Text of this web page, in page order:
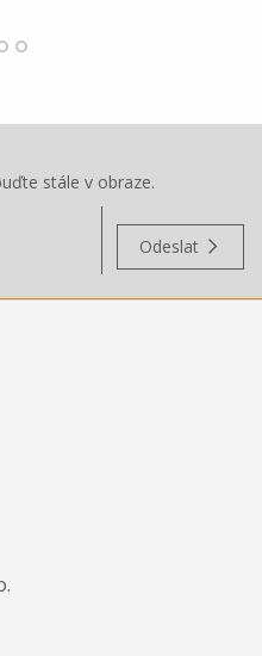
stále v obraze.
Odeslat